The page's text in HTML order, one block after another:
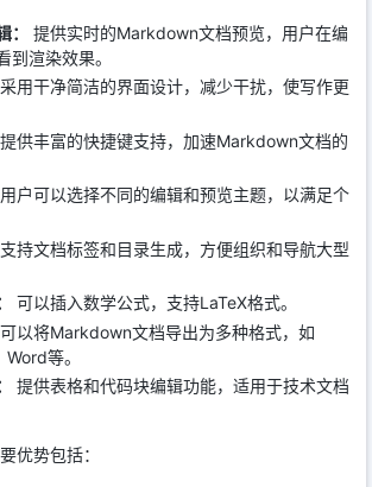
提供实时的Markdown文档预览，用户在编
到渲染效果。
采用干净简洁的界面设计，减少干扰，使写作更
提供丰富的快捷键支持，加速Markdown文档的
用户可以选择不同的编辑和预览主题，以满足个
支持文档标签和目录生成，方便组织和导航大型
可以插入数学公式，支持LaTeX格式。
可以将Markdown文档导出为多种格式，如
等。
提供表格和代码块编辑功能，适用于技术文档
优势包括：